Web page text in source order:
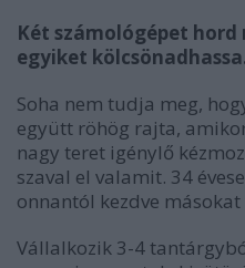
Két számológépet
egyiket
Soha nem tudja meg,
együtt röhög rajta,
nagy teret igénylő
szaval el valamit. 34
onnantól kezdve
Vállalkozik 3-4